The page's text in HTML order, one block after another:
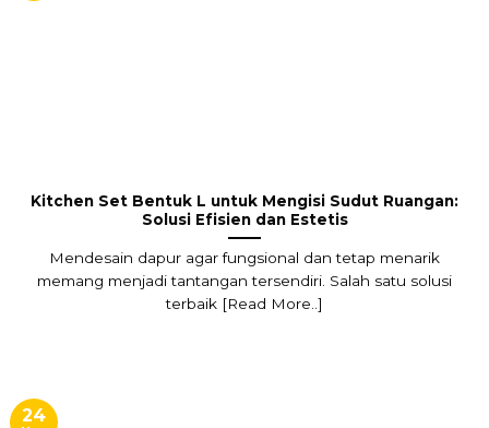
Kitchen Set Bentuk L untuk Mengisi Sudut Ruangan:
Solusi Efisien dan Estetis
Mendesain dapur agar fungsional dan tetap menarik
memang menjadi tantangan tersendiri. Salah satu solusi
terbaik [Read More..]
24